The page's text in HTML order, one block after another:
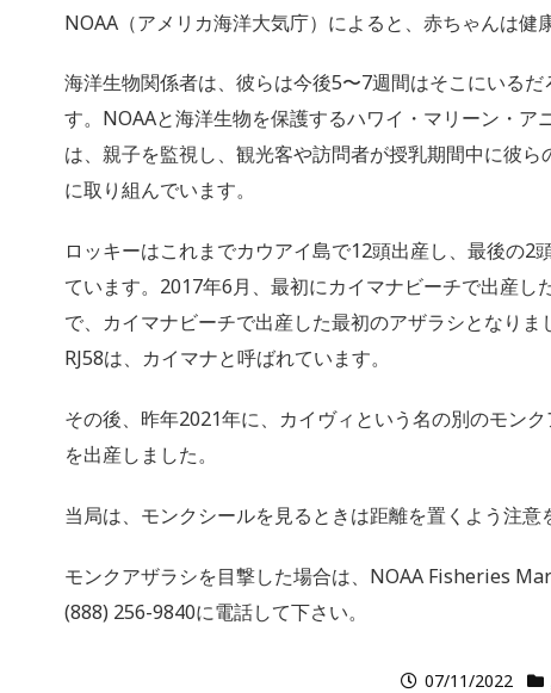
NOAA（アメリカ海洋大気庁）によると、赤ちゃんは健
海洋生物関係者は、彼らは今後5〜7週間はそこにいるだ
す。NOAAと海洋生物を保護するハワイ・マリーン・ア
は、親子を監視し、観光客や訪問者が授乳期間中に彼ら
に取り組んでいます。
ロッキーはこれまでカウアイ島で12頭出産し、最後の2
ています。2017年6月、最初にカイマナビーチで出産し
で、カイマナビーチで出産した最初のアザラシとなりま
RJ58は、カイマナと呼ばれています。
その後、昨年2021年に、カイヴィという名の別のモン
を出産しました。
当局は、モンクシールを見るときは距離を置くよう注意
モンクアザラシを目撃した場合は、NOAA Fisheries
(888) 256-9840に電話して下さい。
07/11/2022